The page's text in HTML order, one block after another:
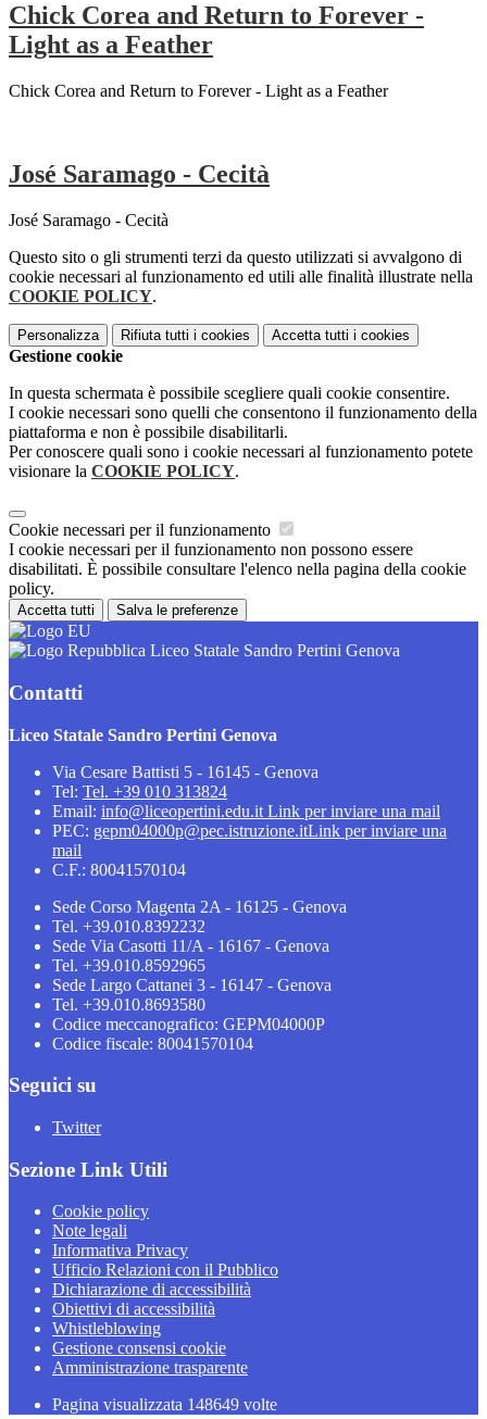
Chick Corea and Return to Forever -
Light as a Feather
Chick Corea and Return to Forever - Light as a Feather
José Saramago - Cecità
José Saramago - Cecità
Questo sito o gli strumenti terzi da questo utilizzati si avvalgono di
cookie necessari al funzionamento ed utili alle finalità illustrate nella
COOKIE POLICY.
Personalizza Rifiuta tutti i cookies Accetta tutti i cookies
Gestione cookie
In questa schermata è possibile scegliere quali cookie consentire.
I cookie necessari sono quelli che consentono il funzionamento della
piattaforma e non è possibile disabilitarli.
Per conoscere quali sono i cookie necessari al funzionamento potete
visionare la COOKIE POLICY.
Cookie necessari per il funzionamento
I cookie necessari per il funzionamento non possono essere
disabilitati. È possibile consultare l'elenco nella pagina della cookie
policy.
Accetta tutti Salva le preferenze
Liceo Statale Sandro Pertini Genova
Contatti
Liceo Statale Sandro Pertini Genova
Via Cesare Battisti 5 - 16145 - Genova
Tel: Tel. +39 010 313824
Email: info@liceopertini.edu.it Link per inviare una mail
PEC: gepm04000p@pec.istruzione.itLink per inviare una
mail
C.F.: 80041570104
Sede Corso Magenta 2A - 16125 - Genova
Tel. +39.010.8392232
Sede Via Casotti 11/A - 16167 - Genova
Tel. +39.010.8592965
Sede Largo Cattanei 3 - 16147 - Genova
Tel. +39.010.8693580
Codice meccanografico: GEPM04000P
Codice fiscale: 80041570104
Seguici su
Twitter
Sezione Link Utili
Cookie policy
Note legali
Informativa Privacy
Ufficio Relazioni con il Pubblico
Dichiarazione di accessibilità
Obiettivi di accessibilità
Whistleblowing
Gestione consensi cookie
Amministrazione trasparente
Pagina visualizzata 148649 volte